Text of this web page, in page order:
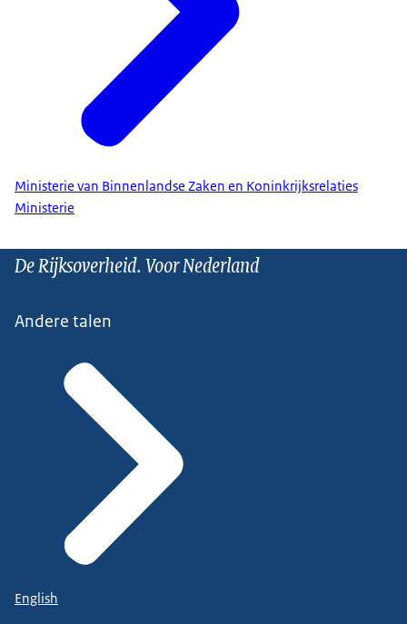
Ministerie van Binnenlandse Zaken en Koninkrijksrelaties
Ministerie
De Rijksoverheid. Voor Nederland
Andere talen
English